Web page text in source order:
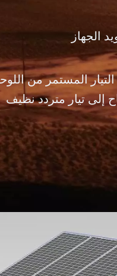
الجهاز
المستمر من
إلى تيار متردد نظيف